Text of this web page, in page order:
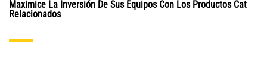
Maximice La Inversión De Sus Equipos Con Los Productos Cat
Relacionados